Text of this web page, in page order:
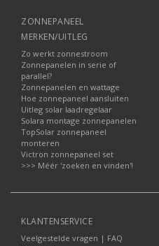
ZONNEPANEEL
MERKEN/UITLEG
Zo werkt zonnestroom
Zonnepanelen in serie of
parallel?
Zonnepanelen en wattage
Hoe zonnepaneel aansluiten
Uitleg solar laadregelaar
Solara montage zonnepanelen
TopSolar zonnepaneel
monteren
Victron zonnepaneel set
>>> Méér 'zoeken en vinden'!
KLANTENSERVICE
Veelgestelde vragen | FAQ